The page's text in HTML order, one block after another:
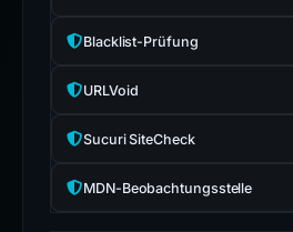
Blacklist-Prüfung
URLVoid
Sucuri SiteCheck
MDN-Beobachtungsstelle